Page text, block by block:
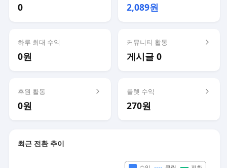
0 2,089원
하루 최대 수익
0원
커뮤니티 활동
게시글 0
후원 활동
0원
룰렛 수익
270원
최근 전환 추이